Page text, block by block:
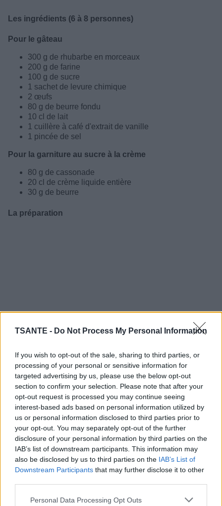
TSANTE - Do Not Process My Personal Information
If you wish to opt-out of the sale, sharing to third parties, or
processing of your personal or sensitive information for
targeted advertising by us, please use the below opt-out
section to confirm your selection. Please note that after your
opt-out request is processed you may continue seeing
interest-based ads based on personal information utilized by
us or personal information disclosed to third parties prior to
your opt-out. You may separately opt-out of the further
disclosure of your personal information by third parties on the
IAB’s list of downstream participants. This information may
also be disclosed by us to third parties on the IAB’s List of
Downstream Participants that may further disclose it to other
Personal Data Processing Opt Outs
Les ingrédients (6 à 8 personnes)
Pour le gâteau
300 g de rhubarbe en morceaux
200 g de farine
100 g de sucre
1 sachet de levure chimique
2 œufs
80 g de beurre fondu
10 cl de lait
1 cuillère à café d'extrait de vanille
1 pincée de sel
Pour la garniture au sucre à la crème
80 g de cassonade
20 cl de crème liquide entière
30 g de beurre
La préparation
- Préchauffez le four à 180 °C.
une pâte homogène.